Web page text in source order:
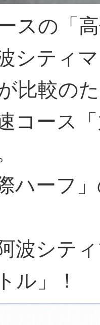
スの「
シティ
比較の
コース
ハーフ
波シテ
ル」！